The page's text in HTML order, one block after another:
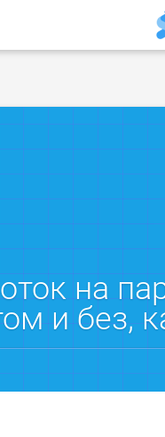
на
и без,